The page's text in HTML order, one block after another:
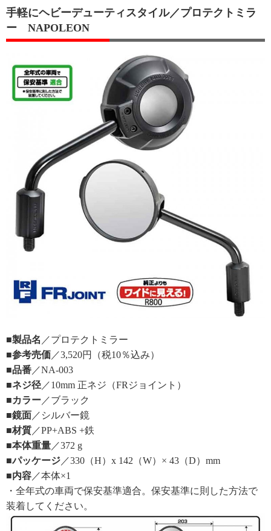
手軽にヘビーデューティスタイル／プロテクトミラ
ー NAPOLEON
■製品名 ／プロテクトミラー
■参考売価 ／3,520円（税10％込み）
■品番 ／NA-003
■ネジ径 ／10mm 正ネジ（FRジョイント）
■カラー ／ブラック
■鏡面 ／シルバー鏡
■材質 ／PP+ABS +鉄
■本体重量 ／372 g
■パッケージ ／330（H）x 142（W）× 43（D）mm
■内容 ／本体×1
・全年式の車両で保安基準適合。保安基準に則した方法で
装着してください。